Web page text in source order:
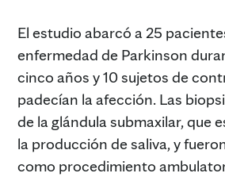
El estudio abarcó a 25
enfermedad de Parkinson
cinco años y 10 sujetos de
padecían la afección. Las
de la glándula submaxilar, que
la producción de saliva, y
como procedimiento